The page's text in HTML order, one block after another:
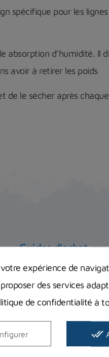
spécifique pour les
d’humidité. Il
avoir à retirer les poids
de le sécher après
Guides d'achat
sous-marine
?
pouvoir la pratiquer en
expérience de
des services
de confidentialité à
done_all